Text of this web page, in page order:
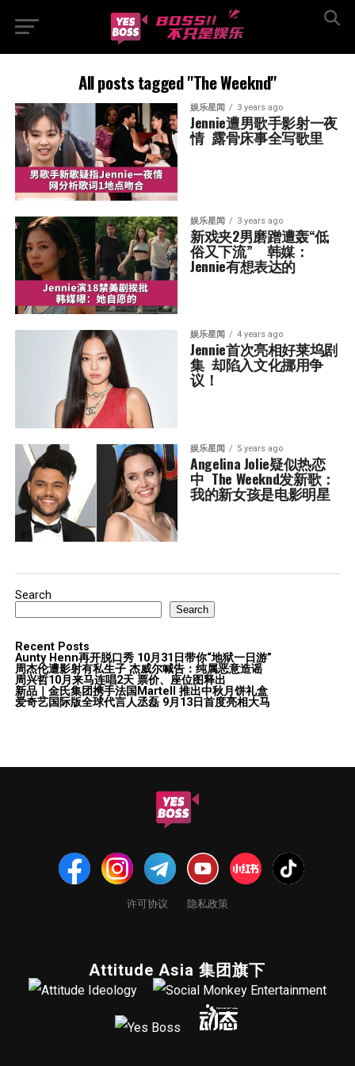
All posts tagged "The Weeknd"
娱乐星闻 3 years ago
Jennie遭男歌手影射一夜
情  露骨床事全写歌里
娱乐星闻 3 years ago
新戏夹2男磨蹭遭轰“低
俗又下流”    韩媒：
Jennie有想表达的
娱乐星闻 4 years ago
Jennie首次亮相好莱坞剧
集  却陷入文化挪用争
议！
娱乐星闻 5 years ago
Angelina Jolie疑似热恋
中  The Weeknd发新歌：
我的新女孩是电影明星
Search
Search
Recent Posts
Aunty Henn再开脱口秀 10月31日带你“地狱一日游”
周杰伦遭影射有私生子 杰威尔喊告：纯属恶意造谣
周兴哲10月来马连唱2天 票价、座位图释出
新品｜金氏集团携手法国Martell 推出中秋月饼礼盒
爱奇艺国际版全球代言人丞磊 9月13日首度亮相大马
许可协议 隐私政策
Attitude Asia 集团旗下